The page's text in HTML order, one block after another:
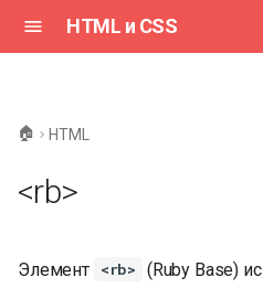
HTML и CSS
ц
а
🏠 HTML
<rb>
Элемент <rb>
(Ruby Base)